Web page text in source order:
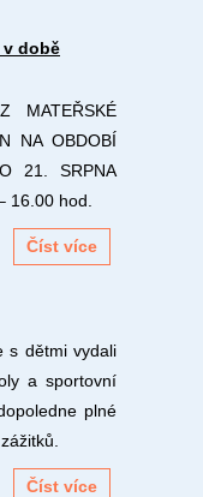
v době
MATEŘSKÉ
NA OBDOBÍ
21. SRPNA
16.00 hod.
Číst více
s dětmi vydali
a sportovní
plné
Číst více